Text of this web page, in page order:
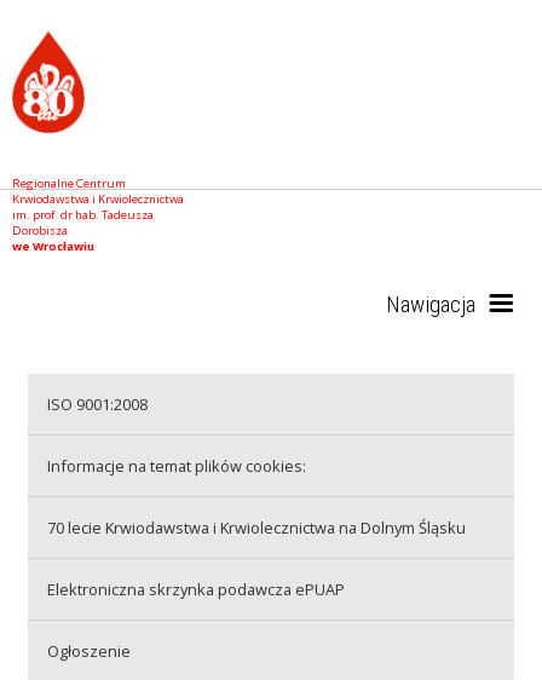
Regionalne Centrum
Krwiodawstwa i Krwiolecznictwa
im. prof. dr hab. Tadeusza
Dorobisza
we Wrocławiu
Nawigacja
Akcje wyjazdowe
ISO 9001:2008
Informacje na temat plików cookies:
70 lecie Krwiodawstwa i Krwiolecznictwa na Dolnym Śląsku
Elektroniczna skrzynka podawcza ePUAP
Ogłoszenie